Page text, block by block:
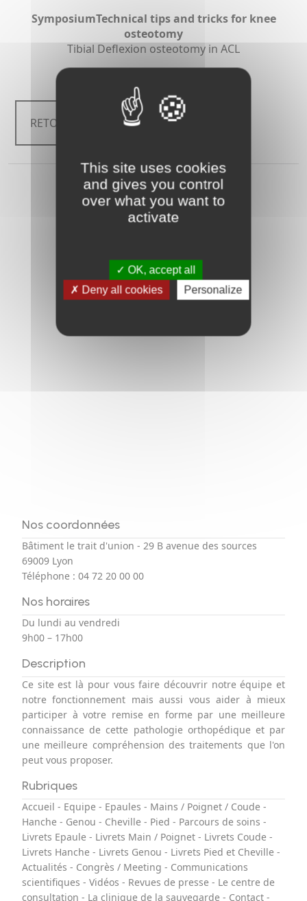
SymposiumTechnical tips and tricks for knee
osteotomy
Tibial Deflexion osteotomy in ACL
RETOUR
Nos coordonnées
Bâtiment le trait d'union - 29 B avenue des sources
69009 Lyon
Téléphone : 04 72 20 00 00
Nos horaires
Du lundi au vendredi
9h00 – 17h00
Description
Ce site est là pour vous faire découvrir notre équipe et
notre fonctionnement mais aussi vous aider à mieux
participer à votre remise en forme par une meilleure
connaissance de cette pathologie orthopédique et par
une meilleure compréhension des traitements que l'on
peut vous proposer.
Rubriques
Accueil - Equipe - Epaules - Mains / Poignet / Coude -
Hanche - Genou - Cheville - Pied - Parcours de soins -
Livrets Epaule - Livrets Main / Poignet - Livrets Coude -
Livrets Hanche - Livrets Genou - Livrets Pied et Cheville -
Actualités - Congrès / Meeting - Communications
scientifiques - Vidéos - Revues de presse - Le centre de
consultation - La clinique de la sauvegarde - Contact -
This site uses cookies
and gives you control
over what you want to
activate
OK, accept all
Deny all cookies
Personalize